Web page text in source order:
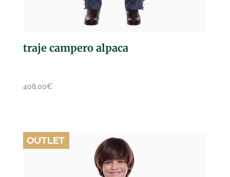
traje campero alpaca
408,00€
OUTLET